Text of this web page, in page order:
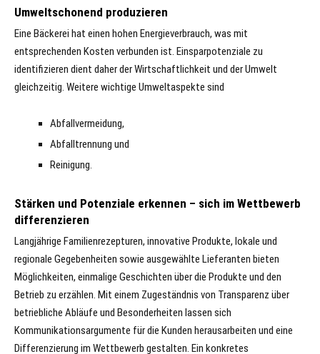
Umweltschonend produzieren
Eine Bäckerei hat einen hohen Energieverbrauch, was mit
entsprechenden Kosten verbunden ist. Einsparpotenziale zu
identifizieren dient daher der Wirtschaftlichkeit und der Umwelt
gleichzeitig. Weitere wichtige Umweltaspekte sind
Abfallvermeidung,
Abfalltrennung und
Reinigung.
Stärken und Potenziale erkennen – sich im Wettbewerb
differenzieren
Langjährige Familienrezepturen, innovative Produkte, lokale und
regionale Gegebenheiten sowie ausgewählte Lieferanten bieten
Möglichkeiten, einmalige Geschichten über die Produkte und den
Betrieb zu erzählen. Mit einem Zugeständnis von Transparenz über
betriebliche Abläufe und Besonderheiten lassen sich
Kommunikationsargumente für die Kunden herausarbeiten und eine
Differenzierung im Wettbewerb gestalten. Ein konkretes